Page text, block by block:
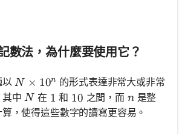
數法，為什麼要使用它？
以 N \times 10^n
N × 10n 的形式表達非常大或非常
中 N
N 在 1
1 和 10
10 之間，而 n
n是整
，使得這些數字的讀寫更容易。